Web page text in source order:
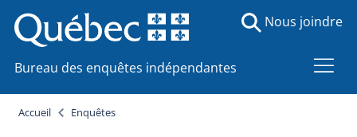
Bureau des enquêtes indépendantes
Nous joindre
Accueil Enquêtes